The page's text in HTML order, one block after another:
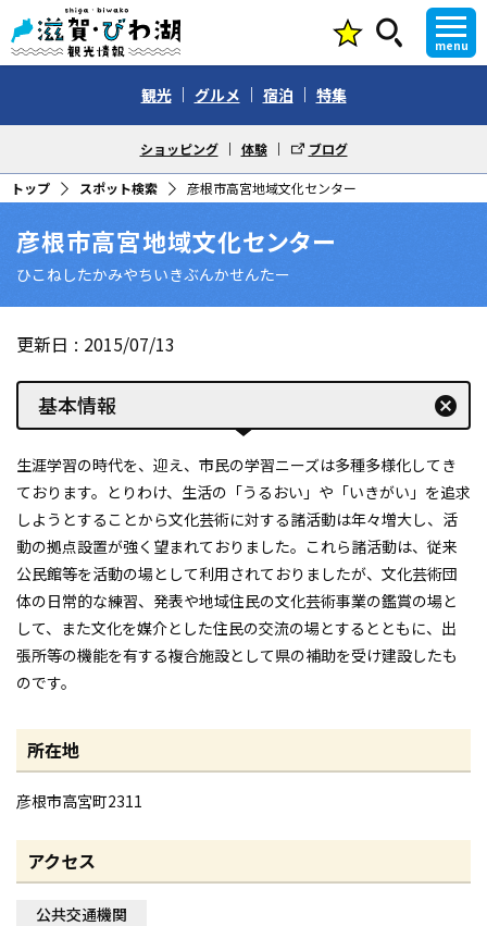
menu
観光 グルメ 宿泊 特集
ショッピング 体験 ブログ
トップ スポット検索 彦根市高宮地域文化センター
彦根市高宮地域文化センター
ひこねしたかみやちいきぶんかせんたー
更新日 2015/07/13
基本情報 cancel
生涯学習の時代を、迎え、市民の学習ニーズは多種多様化してき
ております。とりわけ、生活の「うるおい」や「いきがい」を追求
しようとすることから文化芸術に対する諸活動は年々増大し、活
動の拠点設置が強く望まれておりました。これら諸活動は、従来
公民館等を活動の場として利用されておりましたが、文化芸術団
体の日常的な練習、発表や地域住民の文化芸術事業の鑑賞の場と
して、また文化を媒介とした住民の交流の場とするとともに、出
張所等の機能を有する複合施設として県の補助を受け建設したも
のです。
所在地
彦根市高宮町2311
アクセス
公共交通機関